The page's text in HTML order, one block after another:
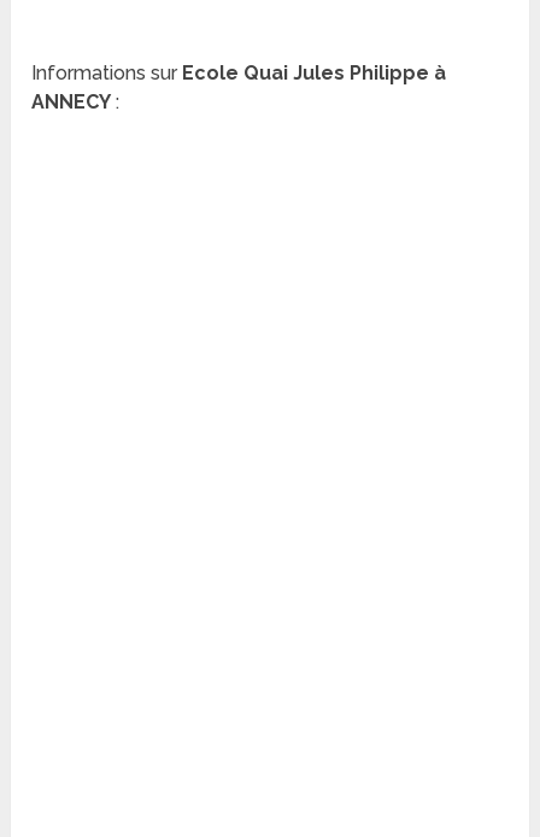
Informations sur Ecole Quai Jules Philippe à
ANNECY :